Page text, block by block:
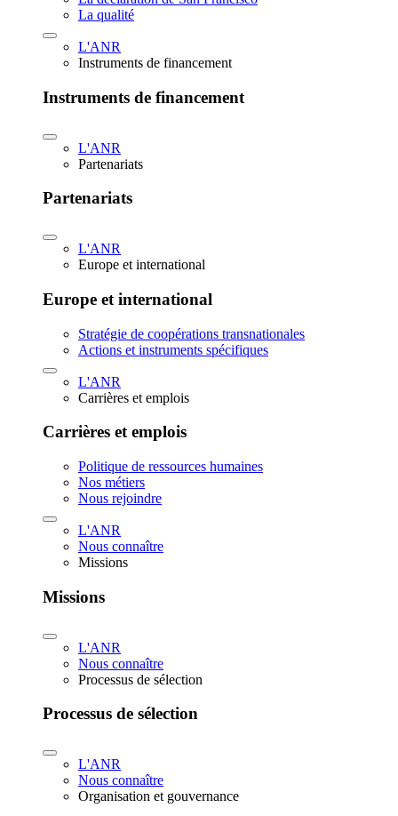
La qualité
L'ANR
Instruments de financement
Instruments de financement
L'ANR
Partenariats
Partenariats
L'ANR
Europe et international
Europe et international
Stratégie de coopérations transnationales
Actions et instruments spécifiques
L'ANR
Carrières et emplois
Carrières et emplois
Politique de ressources humaines
Nos métiers
Nous rejoindre
L'ANR
Nous connaître
Missions
Missions
L'ANR
Nous connaître
Processus de sélection
Processus de sélection
L'ANR
Nous connaître
Organisation et gouvernance